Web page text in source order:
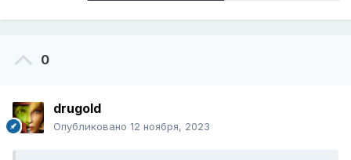
0
drugold
Опубликовано 12 ноября, 2023